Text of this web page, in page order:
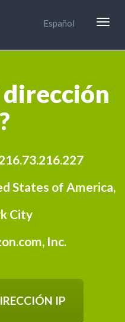
Español
dirección
States of America,
City
Inc.
IP